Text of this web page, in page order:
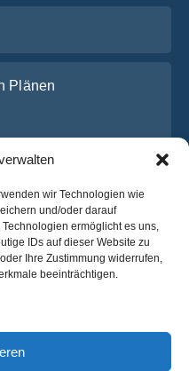
wir Technologien wie
und/oder darauf
ermöglicht es uns,
IDs auf dieser Website zu
Ihre Zustimmung widerrufen,
beeinträchtigen.
von OsaBus